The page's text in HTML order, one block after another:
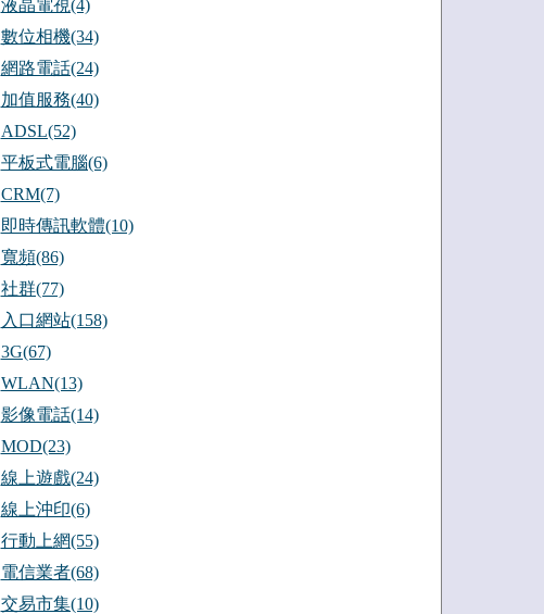
液晶電視(4)
數位相機(34)
網路電話(24)
加值服務(40)
ADSL(52)
平板式電腦(6)
CRM(7)
即時傳訊軟體(10)
寬頻(86)
社群(77)
入口網站(158)
3G(67)
WLAN(13)
影像電話(14)
MOD(23)
線上遊戲(24)
線上沖印(6)
行動上網(55)
電信業者(68)
交易市集(10)